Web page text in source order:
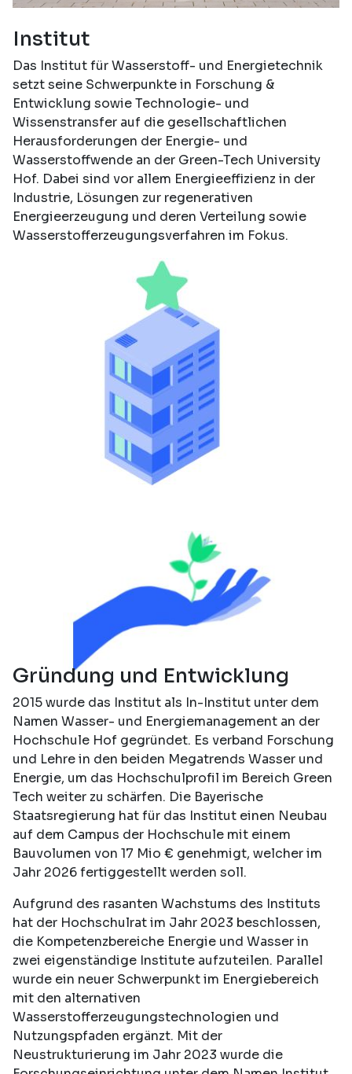
Institut
Das Institut für Wasserstoff- und Energietechnik
setzt seine Schwerpunkte in Forschung &
Entwicklung sowie Technologie- und
Wissenstransfer auf die gesellschaftlichen
Herausforderungen der Energie- und
Wasserstoffwende an der Green-Tech University
Hof. Dabei sind vor allem Energieeffizienz in der
Industrie, Lösungen zur regenerativen
Energieerzeugung und deren Verteilung sowie
Wasserstofferzeugungsverfahren im Fokus.
Gründung und Entwicklung
2015 wurde das Institut als In-Institut unter dem
Namen Wasser- und Energiemanagement an der
Hochschule Hof gegründet. Es verband Forschung
und Lehre in den beiden Megatrends Wasser und
Energie, um das Hochschulprofil im Bereich Green
Tech weiter zu schärfen. Die Bayerische
Staatsregierung hat für das Institut einen Neubau
auf dem Campus der Hochschule mit einem
Bauvolumen von 17 Mio € genehmigt, welcher im
Jahr 2026 fertiggestellt werden soll.
Aufgrund des rasanten Wachstums des Instituts
hat der Hochschulrat im Jahr 2023 beschlossen,
die Kompetenzbereiche Energie und Wasser in
zwei eigenständige Institute aufzuteilen. Parallel
wurde ein neuer Schwerpunkt im Energiebereich
mit den alternativen
Wasserstofferzeugungstechnologien und
Nutzungspfaden ergänzt. Mit der
Neustrukturierung im Jahr 2023 wurde die